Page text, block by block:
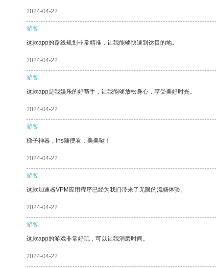
2024-04-22
游客
这款app的路线规划非常精准，让我能够快速到达目的地。
2024-04-22
游客
这款app是我娱乐的好帮手，让我能够放松身心，享受美好时光。
2024-04-22
游客
梯子神器，ins随便看，美美哒！
2024-04-22
游客
这款加速器VPM应用程序已经为我们带来了无限的流畅体验。
2024-04-22
游客
这款app的游戏非常好玩，可以让我消磨时间。
2024-04-22